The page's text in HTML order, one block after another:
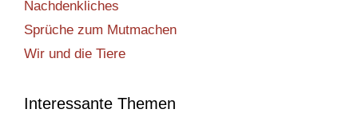
Nachdenkliches
Sprüche zum Mutmachen
Wir und die Tiere
Interessante Themen